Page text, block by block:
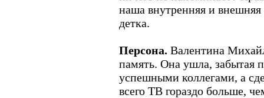
наша внутренняя и
детка.
Персона. Валентина
память. Она ушла, забытая
успешными коллегами, а
всего ТВ гораздо больше,